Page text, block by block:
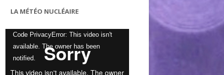
LA MÉTÉO NUCLÉAIRE
Lecteur
vidéo
Code PrivacyError: This video isn't
available. The owner has been
notified.